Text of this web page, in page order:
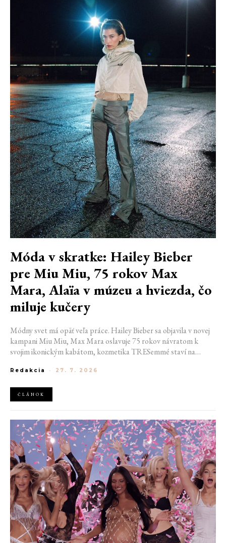
Móda v skratke: Hailey Bieber
pre Miu Miu, 75 rokov Max
Mara, Alaïa v múzeu a hviezda, čo
miluje kučery
Módny svet má opäť veľa práce. Hailey Bieber sa objavila v novej
kampani Miu Miu, Max Mara oslavuje 75 rokov návratom k
svojim ikonickým kabátom, kozmetika TRESemmé staví na
a v San Franciscu pripravujú prvú veľkú americkú retrospektívu
Redakcia - 27. 7. 2026
ČLÁNOK